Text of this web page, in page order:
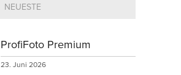
NEUESTE
ProfiFoto Premium
23. Juni 2026